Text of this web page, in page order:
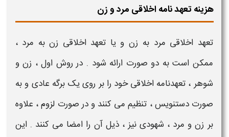
هزینه تعهد نامه اخلاقی مرد و زن
تعهد اخلاقی مرد به زن و یا تعهد اخلاقی زن به مرد ،
ممکن است به دو صورت ارائه شود . در روش اول ، زن و
شوهر ، تعهدنامه اخلاقیخود را بر روی یک برگه عادی و به
صورت دستنویس ، تنظیم می کنند و در صورت لزوم ، علاوه
بر زن و مرد ، شهودی نیز ، ذیل آن را امضا می کنند . این